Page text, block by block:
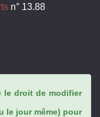
n° 13.88
le droit de modifier
le jour même) pour